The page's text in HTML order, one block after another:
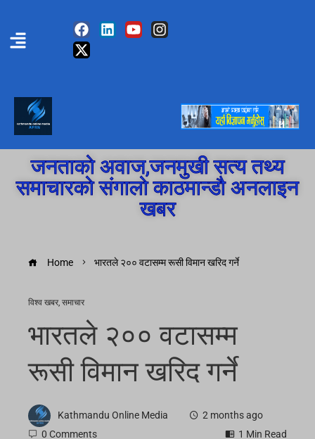
जनताको अवाज,जनमुखी सत्य तथ्य
समाचारको संगालो काठमान्डौ अनलाइन
खबर
Home भारतले २०० वटासम्म रूसी विमान खरिद गर्ने
विश्व खबर, समाचार
भारतले २०० वटासम्म
रूसी विमान खरिद गर्ने
Kathmandu Online Media
2 months ago
0 Comments
1 Min Read